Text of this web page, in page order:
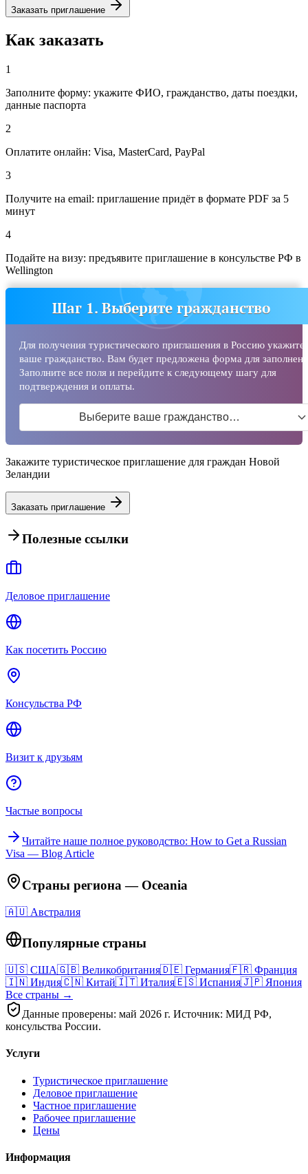
Заказать приглашение
Как заказать
1
Заполните форму: укажите ФИО, гражданство, даты поездки,
данные паспорта
2
Оплатите онлайн: Visa, MasterCard, PayPal
3
Получите на email: приглашение придёт в формате PDF за 5
минут
4
Подайте на визу: предъявите приглашение в консульстве РФ в
Wellington
Шаг 1. Выберите гражданство
Для получения туристического приглашения в Россию укажите
ваше гражданство. Вам будет предложена форма для
Заполните все поля и перейдите к следующему шагу для
подтверждения и оплаты.
Выберите ваше гражданство…
Закажите туристическое приглашение для граждан Новой
Зеландии
Заказать приглашение
Полезные ссылки
Деловое приглашение
Как посетить Россию
Консульства РФ
Визит к друзьям
Частые вопросы
Читайте наше полное руководство: How to Get a Russian
Visa — Blog Article
Страны региона — Oceania
🇦🇺 Австралия
Популярные страны
🇺🇸 США🇬🇧 Великобритания🇩🇪 Германия🇫🇷 Франция
🇮🇳 Индия🇨🇳 Китай🇮🇹 Италия🇪🇸 Испания🇯🇵 Япония
Все страны →
Данные проверены: май 2026 г. Источник: МИД РФ,
консульства России.
Услуги
Туристическое приглашение
Деловое приглашение
Частное приглашение
Рабочее приглашение
Цены
Информация